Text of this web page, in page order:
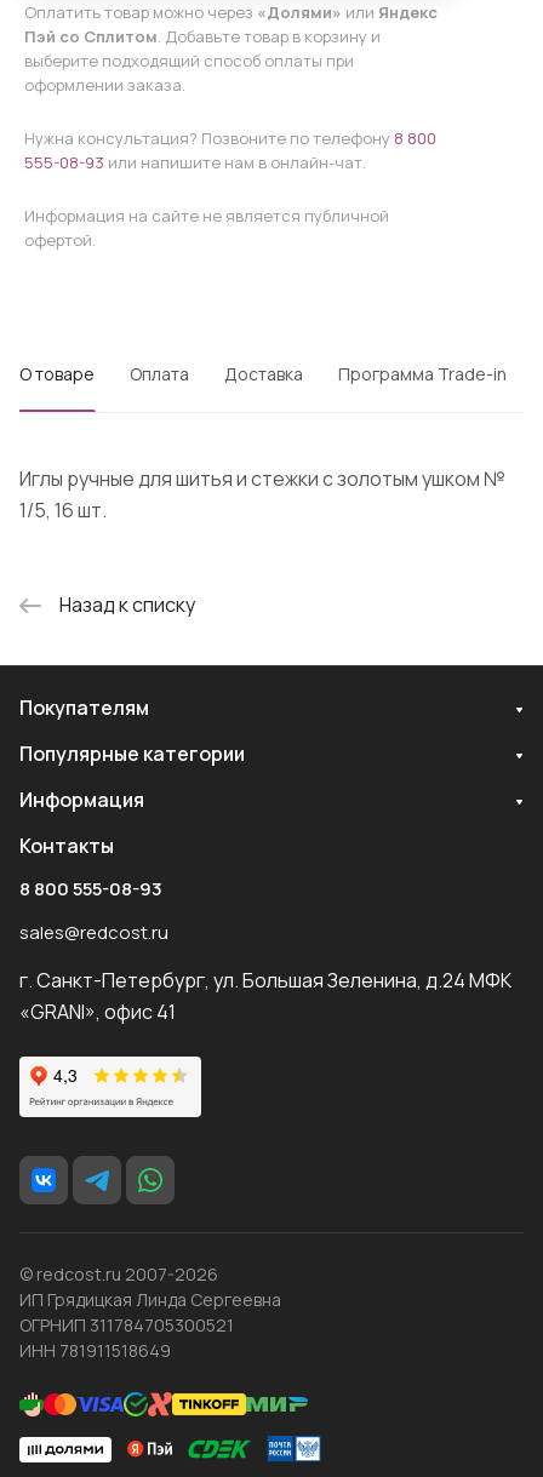
Оплатить товар можно через «Долями» или Яндекс
Пэй со Сплитом. Добавьте товар в корзину и
выберите подходящий способ оплаты при
оформлении заказа.
Нужна консультация? Позвоните по телефону 8 800
555-08-93 или напишите нам в онлайн-чат.
Информация на сайте не является публичной
офертой.
О товаре Оплата Доставка Программа Trade-in
Иглы ручные для шитья и стежки с золотым ушком №
1/5, 16 шт.
Назад к списку
Покупателям
Популярные категории
Информация
Контакты
8 800 555-08-93
sales@redcost.ru
г. Санкт-Петербург, ул. Большая Зеленина, д.24 МФК
«GRANI», офис 41
© redcost.ru 2007-2026
ИП Грядицкая Линда Сергеевна
ОГРНИП 311784705300521
ИНН 781911518649